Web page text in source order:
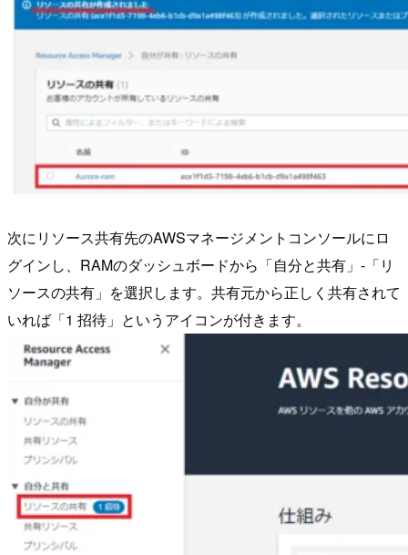
次にリソース共有先のAWSマネージメントコンソールにロ
グインし、RAMのダッシュボードから「自分と共有」-「リ
ソースの共有」を選択します。共有元から正しく共有されて
いれば「1 招待」というアイコンが付きます。